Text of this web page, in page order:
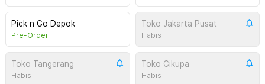
Pick n Go Depok
Pre-Order
Toko Jakarta Pusat
Habis
Toko Tangerang
Habis
Toko Cikupa
Habis